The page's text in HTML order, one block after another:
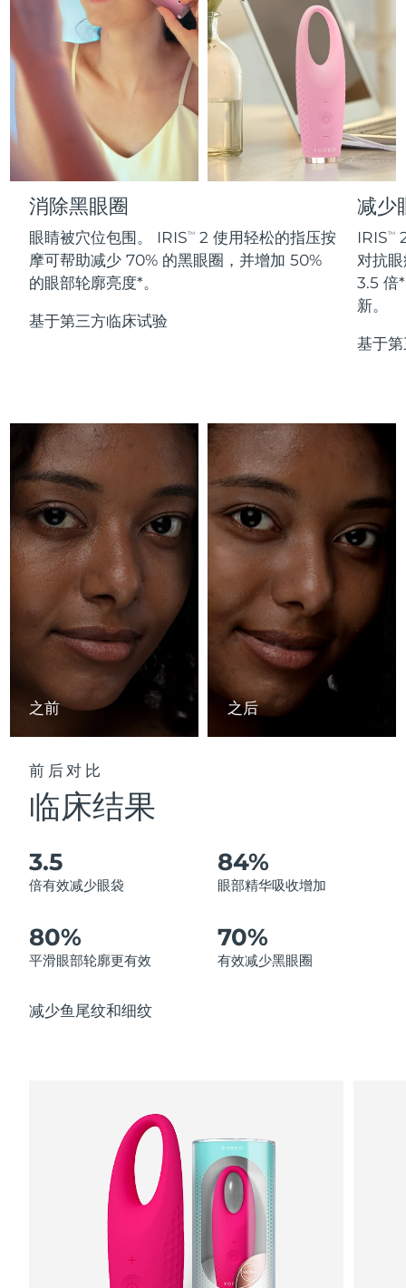
消除黑眼圈
眼睛被穴位包围。 IRISTM
2 使用轻松的指压按
摩可帮助减少 70% 的黑眼圈，并增加 50%
的眼部轮廓亮度*。
基于第三方临床试验
减少
IRISTM
对抗
3.5 倍
新。
基于
之前 之后
前后对比
临床结果
3.5
倍有效减少眼袋
84%
眼部精华吸收增加
80%
平滑眼部轮廓更有效
70%
有效减少黑眼圈
减少鱼尾纹和细纹
FAQ™护肤品
All FAQ™ skincare
FAQ™产品
All anti-aging treatments
FAQ™护肤品
All FAQ™ skincare
FAQ™产品
All LED treatments
FAQ™产品
All hair treatments
FAQ™ skincare
All FAQ™ skincare
FAQ™ products
All toning treatments
PEACH™ 2 Pro Max
Professional IPL hair removal device
PEACH™ 2
IPL hair removal
PEACH™ 2 go
Travel-friendly IPL hair removal
PEACH™ Cooling Prep Gel
身体护理
BEAR™ 2 body
Microcurrent body toning
LUNA™ 4 body
Massaging body brush
SUPERCHARGED™ serum
Firming body serum
痘肌护理
ESPADA™ 2 plus
Recurring acne LED therapy
ESPADA™ 2
Acne treatment device
ESPADA™ Blemish Solution
ESPADA™ 设备
All acne treatment devices
眼部护理
BEAR™ 2 eyes & lips
Microcurrent line smoothing device
IRIS™ 2
Rejuvenating eye massager
眼部护理设备
All revitalizing eye massagers
毛孔护理
KIWI™ derma
Diamond microdermabrasion .
KIWI™ 皮肤护理
Advanced pore care essentials
护发
LUNA™ 4 hair
2-in-1 LED scalp massager
LUNA™ Dual-Peptide Scalp
Serum
For healthy hair
NEW
issa™ Teeth Whitening Gel
18% PAP
护肤品 男士
全部购买
FOREO APP
预计送达日期8/8/26
法属波利尼西亚 预计送达日期 8/12/26
德国 预计送达日期 8/8/26
直布罗陀 预计送达日期 8/12/26
希腊 预计送达日期8/8/26
匈牙利 预计送达日期 8/8/26
8/9/26
8/6/26
马恩岛 预计送达日期 8/10/26
以色列 预计送达日期
意大利 预计送达日期 8/8/26
日本 预计送达日期 8/11/26
泽西岛 预计送达日期
哈萨克斯坦 预计送达日期
科威特 预计送达日期8/8/26
拉脱维亚 预计送达日期8/8/26
黎巴嫩
立陶宛
卢森堡 预计送达日期
马来西亚 预计送达日期
预计送达日期
预计送达日期